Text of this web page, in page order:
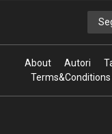
About Autori